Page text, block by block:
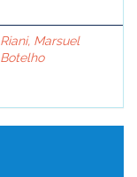
Riani, Marsuel
Botelho